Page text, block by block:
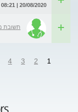
20/08/2020 | 08:21 | מאת: פליקס
תשובת
1
2
3
4